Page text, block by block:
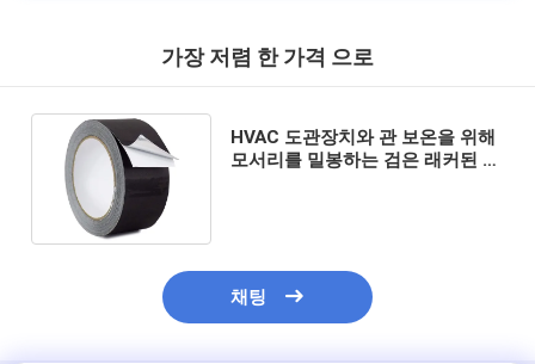
가장 저렴 한 가격 으로
HVAC 도관장치와 관 보온을 위해
모서리를 밀봉하는 검은 래커된 알
채팅